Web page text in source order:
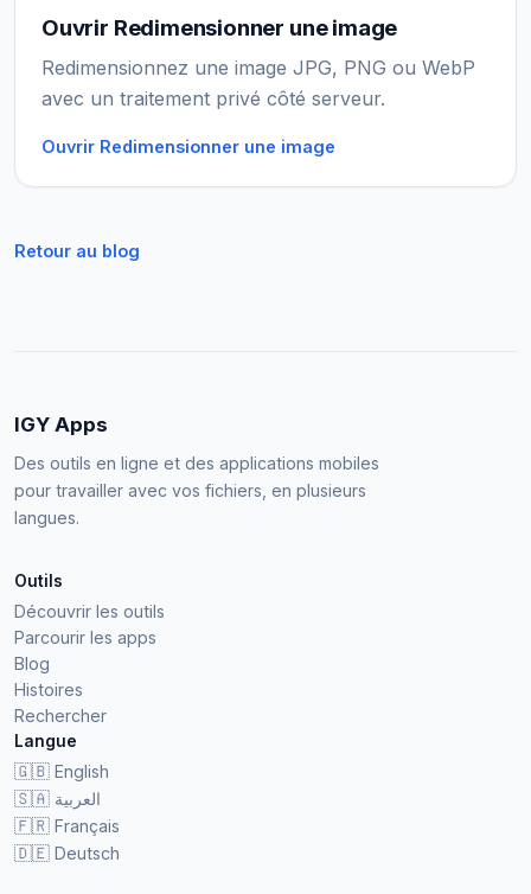
Ouvrir Redimensionner une image
Redimensionnez une image JPG, PNG ou WebP
avec un traitement privé côté serveur.
Ouvrir Redimensionner une image
Retour au blog
IGY Apps
Des outils en ligne et des applications mobiles
pour travailler avec vos fichiers, en plusieurs
langues.
Outils
Découvrir les outils
Parcourir les apps
Blog
Histoires
Rechercher
Langue
🇬🇧 English
🇸🇦 العربية
🇫🇷 Français
🇩🇪 Deutsch